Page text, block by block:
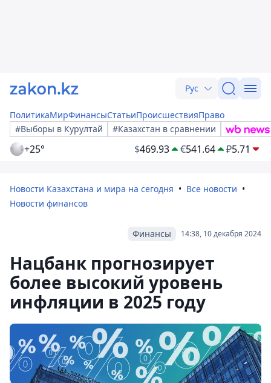
Рус
ПолитикаМирФинансыСтатьиПроисшествияПраво
#Выборы в Курултай
#Казахстан в сравнении
+25° $469.93 €541.64 ₽5.71
Новости Казахстана и мира на сегодня
Все новости
Новости финансов
14:38, 10 декабря 2024
Финансы
Нацбанк прогнозирует
более высокий уровень
инфляции в 2025 году